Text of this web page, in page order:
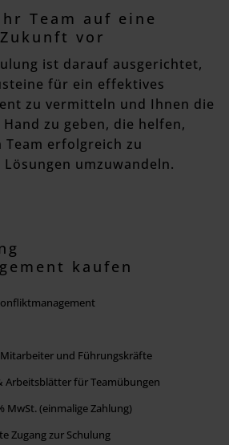
Team auf eine
vor
ist darauf ausgerichtet,
für ein effektives
zu vermitteln und Ihnen die
zu geben, die helfen,
erfolgreich zu
umzuwandeln.
kaufen
Mitarbeiter und Führungskräfte
Arbeitsblätter für Teamübungen
MwSt. (einmalige Zahlung)
Zugang zur Schulung